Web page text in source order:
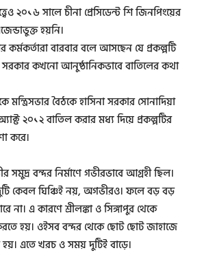
২০১৬ সালে চীনা প্রেসিডেন্ট শি জিনপিংয়ের
হয়নি।
কর্মকর্তারা বারবার বলে আসছেন যে প্রকল্পটি
সরকার কখনো আনুষ্ঠানিকভাবে বাতিলের কথা
বৈঠকে হাসিনা সরকার সোনাদিয়া
২০১২ বাতিল করার মধ্য দিয়ে প্রকল্পটির
করে।
সমুদ্র বন্দর নির্মাণে গভীরভাবে আগ্রহী ছিল।
কেবল ঘিঞ্চিই নয়, অগভীরও। ফলে বড় বড়
না। এ কারণে শ্রীলঙ্কা ও সিঙ্গাপুর থেকে
করতে হয়। ওইসব বন্দর থেকে ছোট ছোট জাহাজে
এতে খরচ ও সময় দুটিই বাড়ে।